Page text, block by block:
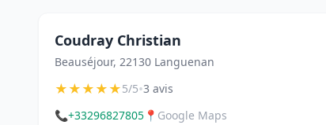
Coudray Christian
Beauséjour, 22130 Languenan
★★★★★5/5•3 avis
📞+33296827805 📍 Google Maps